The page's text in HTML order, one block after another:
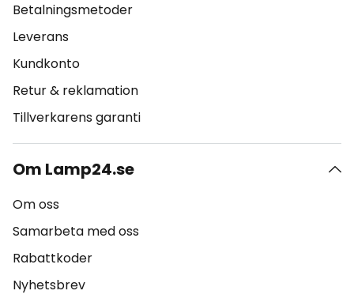
Betalningsmetoder
Leverans
Kundkonto
Retur & reklamation
Tillverkarens garanti
Om Lamp24.se
Om oss
Samarbeta med oss
Rabattkoder
Nyhetsbrev